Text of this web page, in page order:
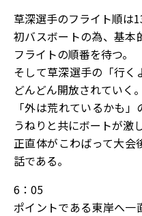
草深選手のフライト順は
初バスボートの為、基本
フライトの順番を待つ。
そして草深選手の「行く
どんどん開放されていく。
「外は荒れているかも
うねりと共にボートが激
正直体がこわばって大会
話である。
6：05
ポイントである東岸へ一